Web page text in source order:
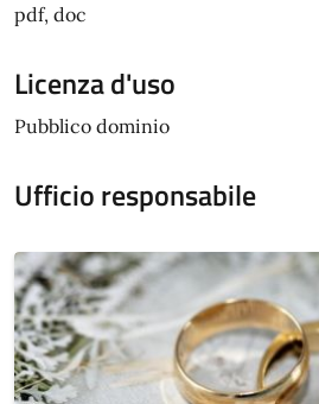
pdf, doc
Licenza d'uso
Pubblico dominio
Ufficio responsabile